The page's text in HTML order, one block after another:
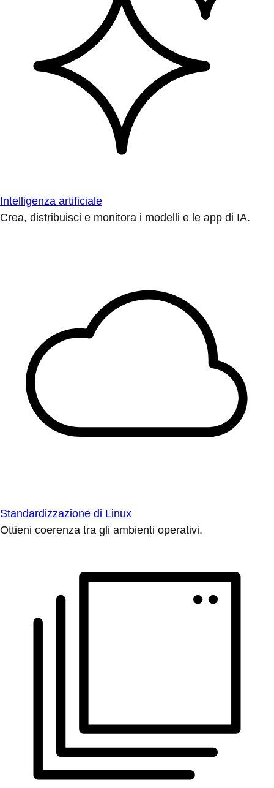
Intelligenza artificiale
Crea, distribuisci e monitora i modelli e le app di IA.
Standardizzazione di Linux
Ottieni coerenza tra gli ambienti operativi.